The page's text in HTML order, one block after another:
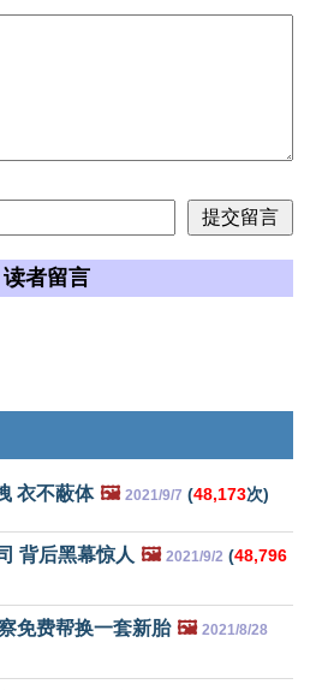
读者留言
衣不蔽体 🖼️ 2021/9/7 (48,173次)
背后黑幕惊人 🖼️ 2021/9/2 (48,796
免费帮换一套新胎 🖼️ 2021/8/28